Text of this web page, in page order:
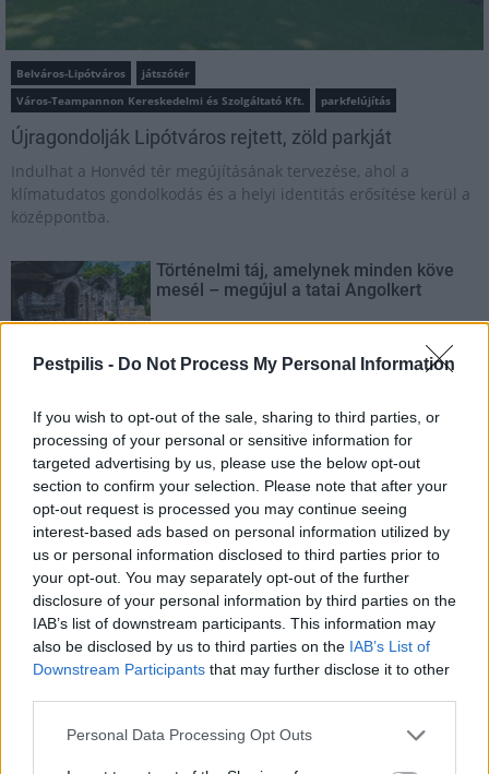
Pestpilis - Do Not Process My Personal Information
If you wish to opt-out of the sale, sharing to third parties, or
processing of your personal or sensitive information for
targeted advertising by us, please use the below opt-out
section to confirm your selection. Please note that after your
opt-out request is processed you may continue seeing
interest-based ads based on personal information utilized by
us or personal information disclosed to third parties prior to
your opt-out. You may separately opt-out of the further
disclosure of your personal information by third parties on the
IAB’s list of downstream participants. This information may
also be disclosed by us to third parties on the IAB’s List of
Downstream Participants that may further disclose it to other
Personal Data Processing Opt Outs
Belváros-Lipótváros
játszótér
Város-Teampannon Kereskedelmi és Szolgáltató Kft.
parkfelújítás
Újragondolják Lipótváros rejtett, zöld parkját
Indulhat a Honvéd tér megújításának tervezése, ahol a
klímatudatos gondolkodás és a helyi identitás erősítése kerül a
középpontba.
Történelmi táj, amelynek minden köve
mesél – megújul a tatai Angolkert
Bicske Kelet csomópont építése
Új gyalogosátkelők és jelzőlámpás
csomópont épül Angyalföldön
Másfélszeresére bővítik
Hódmezővásárhely jó hírű református
iskoláját